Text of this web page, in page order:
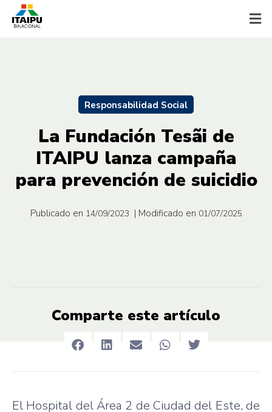
Responsabilidad Social
La Fundación Tesãi de
ITAIPU lanza campaña
para prevención de suicidio
Publicado en 14/09/2023 | Modificado en 01/07/2025
Comparte este artículo
El Hospital del Área 2 de Ciudad del Este, de